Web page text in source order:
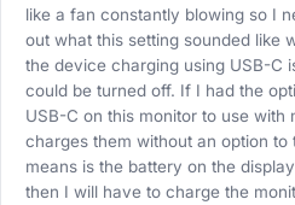
like a fan constantly blowing so I
out what this setting sounded like
the device charging using USB-C
could be turned off. If I had the
USB-C on this monitor to use
charges them without an option to
means is the battery on the
then I will have to charge the